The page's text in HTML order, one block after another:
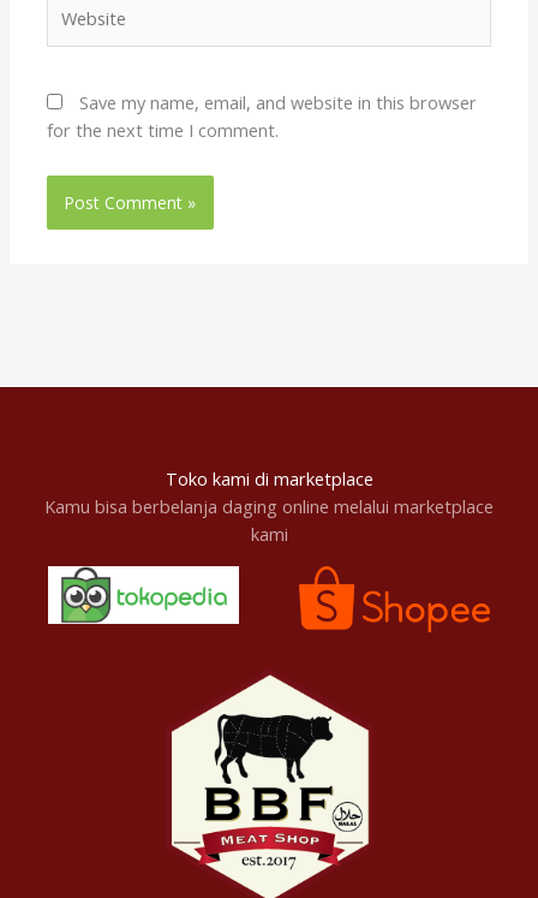
Save my name, email, and website in this browser
for the next time I comment.
Toko kami di marketplace
Kamu bisa berbelanja daging online melalui marketplace
kami